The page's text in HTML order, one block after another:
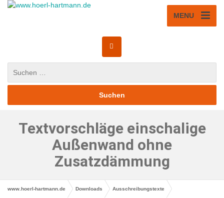
MENU
Textvorschläge einschalige
Außenwand ohne
Zusatzdämmung
www.hoerl-hartmann.de Downloads Ausschreibungstexte